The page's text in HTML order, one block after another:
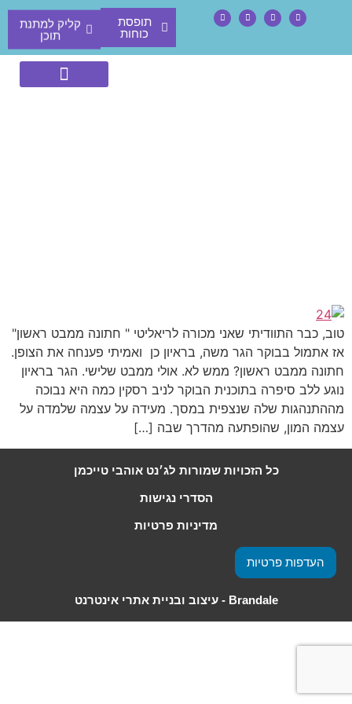
תופסת
כוחות
קליק למתנת
תוכן
טוב, כבר התוודיתי שאני מכורה לריאליטי " חתונה ממבט ראשון"
אז אתמול בבוקר הגר משה, בראיון כן ואמיתי פענחה את הצופן.
חתונה ממבט ראשון? ממש לא. אולי ממבט שלישי. הגר בראיון
נוגע ללב סיפרה בתוכנית הבוקר לניב רסקין כמה היא נבוכה
מההתנהגות שלה שנצפית במסך. מעידה על עצמה שלמדה על
עצמה המון, שהופתעה מהדרך שבה […]
כל הזכויות שמורות לג׳נט אוהבי טייכמן
הסדרי נגישות
מדיניות פרטיות
העדפות פרטיות
Brandale - עיצוב ובניית אתרי אינטרנט